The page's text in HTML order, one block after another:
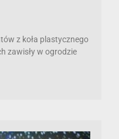
z koła plastycznego
zawisły w ogrodzie